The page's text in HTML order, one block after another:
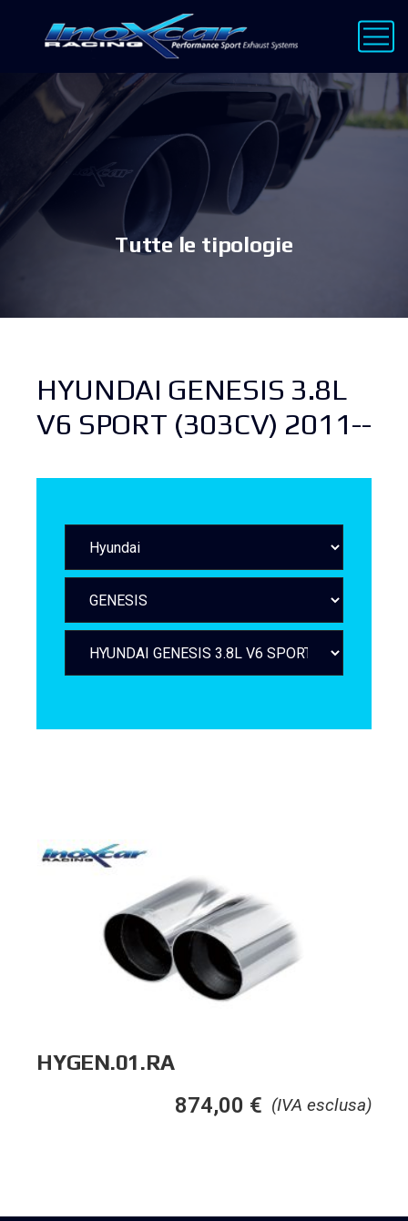
Tutte le tipologie
HYUNDAI GENESIS 3.8L
V6 SPORT (303CV) 2011--
HYGEN.01.RA
(IVA esclusa)
874,00 €